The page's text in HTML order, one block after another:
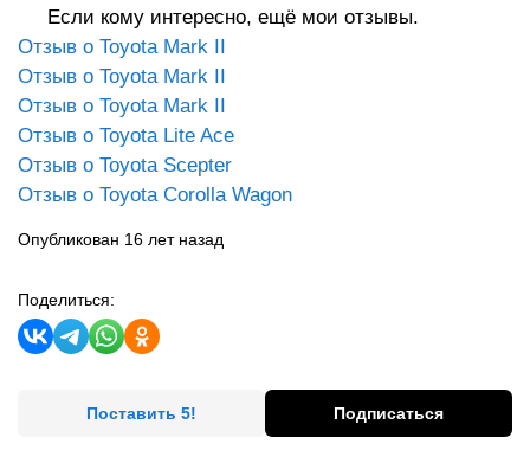
Если кому интересно, ещё мои отзывы.
Отзыв о Toyota Mark II
Отзыв о Toyota Mark II
Отзыв о Toyota Mark II
Отзыв о Toyota Lite Ace
Отзыв о Toyota Scepter
Отзыв о Toyota Corolla Wagon
Опубликован 16 лет назад
Поделиться:
Поставить 5! Подписаться